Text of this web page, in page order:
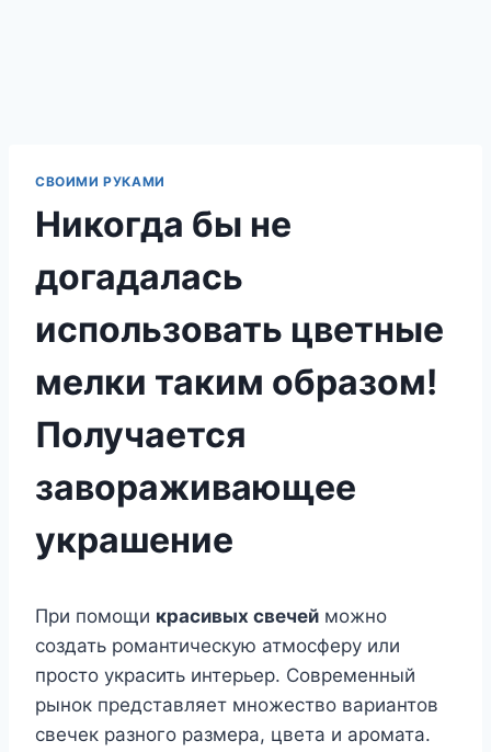
СВОИМИ РУКАМИ
Никогда бы не
догадалась
использовать цветные
мелки таким образом!
Получается
завораживающее
украшение
При помощи красивых свечей можно
создать романтическую атмосферу или
просто украсить интерьер. Современный
рынок представляет множество вариантов
свечек разного размера, цвета и аромата.